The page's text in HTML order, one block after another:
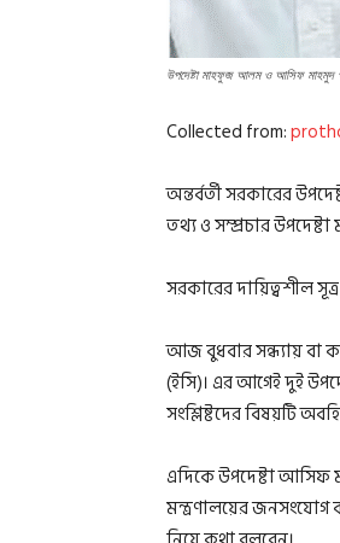
উপদেষ্টা মাহফুজ আলম ও আসিফ
Collected from:
অন্তর্বর্তী সরকারের
তথ্য ও সম্প্রচার
সরকারের দায়িত্বশীল
আজ বুধবার সন্ধ্যায় বা
(ইসি)। এর আগেই দুই
সংশ্লিষ্টদের বিষয়টি
এদিকে উপদেষ্টা আসিফ
মন্ত্রণালয়ের জনসংযোগ